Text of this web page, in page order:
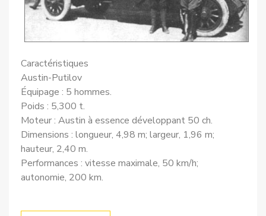
Caractéristiques
Austin-Putilov
Équipage : 5 hommes.
Poids : 5,300 t.
Moteur : Austin à essence développant 50 ch.
Dimensions : longueur, 4,98 m; largeur, 1,96 m;
hauteur, 2,40 m.
Performances : vitesse maximale, 50 km/h;
autonomie, 200 km.